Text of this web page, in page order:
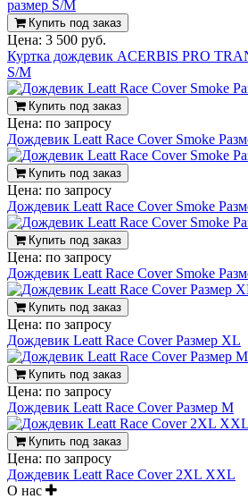
Купить под заказ
Цена: 3 500 руб.
Куртка дождевик ACERBIS PRO
S/M
Купить под заказ
Цена: по запросу
Дождевик Leatt Race Cover Smoke
Купить под заказ
Цена: по запросу
Дождевик Leatt Race Cover Smoke
Купить под заказ
Цена: по запросу
Дождевик Leatt Race Cover Smoke
Купить под заказ
Цена: по запросу
Дождевик Leatt Race Cover Размер XL
Купить под заказ
Цена: по запросу
Дождевик Leatt Race Cover Размер M
Купить под заказ
Цена: по запросу
Дождевик Leatt Race Cover 2XL XXL
О нас